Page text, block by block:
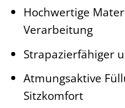
Hochwertige
Verarbeitung
Strapazierfähiger
Atmungsaktive
Sitzkomfort